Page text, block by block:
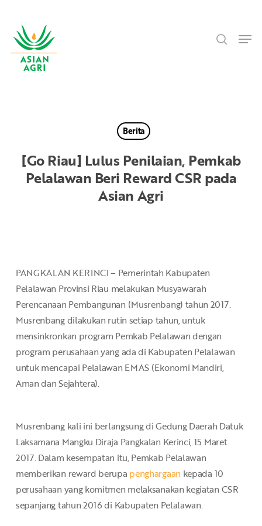
main
content
Berita
[Go Riau] Lulus Penilaian, Pemkab
Pelalawan Beri Reward CSR pada
Asian Agri
PANGKALAN KERINCI – Pemerintah Kabupaten
Pelalawan Provinsi Riau melakukan Musyawarah
Perencanaan Pembangunan (Musrenbang) tahun 2017.
Musrenbang dilakukan rutin setiap tahun, untuk
mensinkronkan program Pemkab Pelalawan dengan
program perusahaan yang ada di Kabupaten Pelalawan
untuk mencapai Pelalawan EMAS (Ekonomi Mandiri,
Aman dan Sejahtera).
Musrenbang kali ini berlangsung di Gedung Daerah Datuk
Laksamana Mangku Diraja Pangkalan Kerinci, 15 Maret
2017. Dalam kesempatan itu, Pemkab Pelalawan
memberikan reward berupa penghargaan kepada 10
perusahaan yang komitmen melaksanakan kegiatan CSR
sepanjang tahun 2016 di Kabupaten Pelalawan.